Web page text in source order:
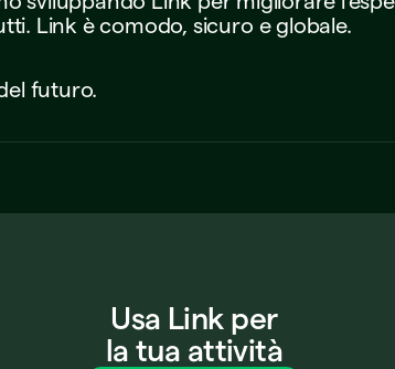
Link è comodo, sicuro e globale.
futuro.
Usa Link per
la tua attività